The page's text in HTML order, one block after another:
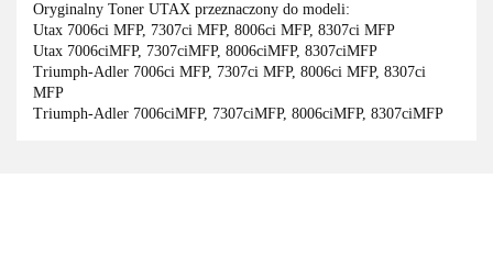
Oryginalny Toner UTAX przeznaczony do modeli:
Utax 7006ci MFP, 7307ci MFP, 8006ci MFP, 8307ci MFP
Utax 7006ciMFP, 7307ciMFP, 8006ciMFP, 8307ciMFP
Triumph-Adler 7006ci MFP, 7307ci MFP, 8006ci MFP, 8307ci
MFP
Triumph-Adler 7006ciMFP, 7307ciMFP, 8006ciMFP, 8307ciMFP